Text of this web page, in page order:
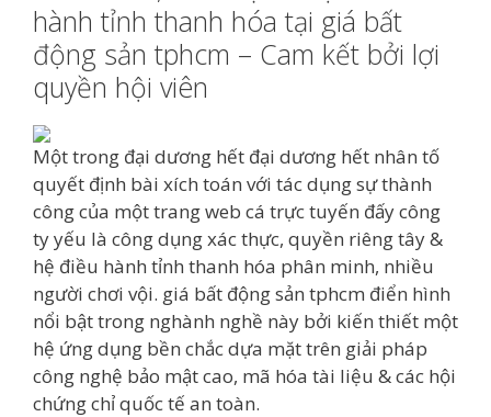
hành tỉnh thanh hóa tại giá bất
động sản tphcm – Cam kết bởi lợi
quyền hội viên
Một trong đại dương hết đại dương hết nhân tố
quyết định bài xích toán với tác dụng sự thành
công của một trang web cá trực tuyến đấy công
ty yếu là công dụng xác thực, quyền riêng tây &
hệ điều hành tỉnh thanh hóa phân minh, nhiều
người chơi vội. giá bất động sản tphcm điển hình
nổi bật trong nghành nghề này bởi kiến thiết một
hệ ứng dụng bền chắc dựa mặt trên giải pháp
công nghệ bảo mật cao, mã hóa tài liệu & các hội
chứng chỉ quốc tế an toàn.